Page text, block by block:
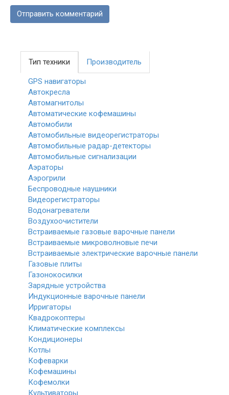
Тип техники Производитель
GPS навигаторы
Автокресла
Автомагнитолы
Автоматические кофемашины
Автомобили
Автомобильные видеорегистраторы
Автомобильные радар-детекторы
Автомобильные сигнализации
Аэраторы
Аэрогрили
Беспроводные наушники
Видеорегистраторы
Водонагреватели
Воздухоочистители
Встраиваемые газовые варочные панели
Встраиваемые микроволновые печи
Встраиваемые электрические варочные панели
Газовые плиты
Газонокосилки
Зарядные устройства
Индукционные варочные панели
Ирригаторы
Квадрокоптеры
Климатические комплексы
Кондиционеры
Котлы
Кофеварки
Кофемашины
Кофемолки
Культиваторы